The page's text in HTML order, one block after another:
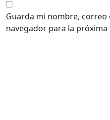
Guarda mi nombre,
navegador para la próxima